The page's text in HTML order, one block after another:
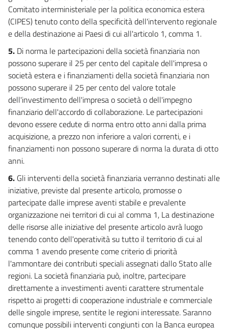
Comitato interministeriale per la politica economica estera
(CIPES) tenuto conto della specificità dell'intervento regionale
e della destinazione ai Paesi di cui all'articolo 1, comma 1.
5. Di norma le partecipazioni della società finanziaria non
possono superare il 25 per cento del capitale dell'impresa o
società estera e i finanziamenti della società finanziaria non
possono superare il 25 per cento del valore totale
dell'investimento dell'impresa o società o dell'impegno
finanziario dell'accordo di collaborazione. Le partecipazioni
devono essere cedute di norma entro otto anni dalla prima
acquisizione, a prezzo non inferiore a valori correnti, e i
finanziamenti non possono superare di norma la durata di otto
anni.
6. Gli interventi della società finanziaria verranno destinati alle
iniziative, previste dal presente articolo, promosse o
partecipate dalle imprese aventi stabile e prevalente
organizzazione nei territori di cui al comma 1, La destinazione
delle risorse alle iniziative del presente articolo avrà luogo
tenendo conto dell'operatività su tutto il territorio di cui al
comma 1 avendo presente come criterio di priorità
l'ammontare dei contributi speciali assegnati dallo Stato alle
regioni. La società finanziaria può, inoltre, partecipare
direttamente a investimenti aventi carattere strumentale
rispetto ai progetti di cooperazione industriale e commerciale
delle singole imprese, sentite le regioni interessate. Saranno
comunque possibili interventi congiunti con la Banca europea